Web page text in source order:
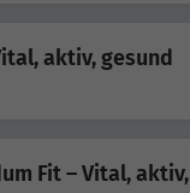
aktiv, gesund
Fit – Vital, aktiv,